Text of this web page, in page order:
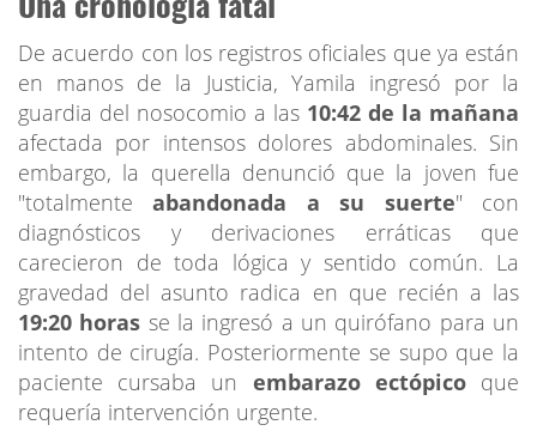
De acuerdo con los registros oficiales que ya están
en manos de la Justicia, Yamila ingresó por la
guardia del nosocomio a las 10:42 de la mañana
afectada por intensos dolores abdominales. Sin
embargo, la querella denunció que la joven fue
"totalmenteabandonada a su suerte" con
diagnósticos y derivaciones erráticas que
carecieron de toda lógica y sentido común. La
gravedad del asunto radica en que recién a las
19:20 horas se la ingresó a un quirófano para un
intento de cirugía. Posteriormente se supo que la
paciente cursaba un embarazo ectópicoque
requería intervención urgente.